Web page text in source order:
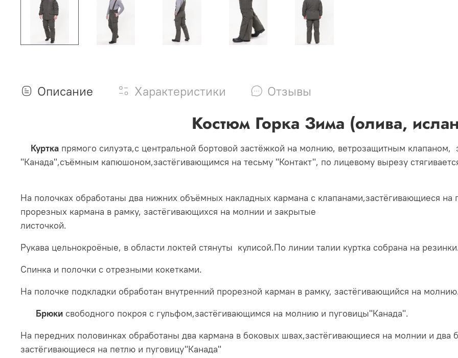
Описание Характеристики Отзывы
Костюм Горка Зима (олива,
Куртка прямого силуэта,с центральной бортовой застёжкой на молнию, ветрозащитным клапаном,
"Канада",съёмным капюшоном,застёгивающимся на тесьму "Контакт", по лицевому
На полочках обработаны два нижних объёмных накладных кармана с клапанами,застёгивающиеся
прорезных кармана в рамку, застёгивающихся на молнии и закрытые
листочкой.
Рукава цельнокроёные, в области локтей стянуты кулисой.По линии талии куртка собрана на резинки.
Спинка и полочки с отрезными кокетками.
На полочке подкладки обработан внутренний прорезной карман в рамку, застёгивающийся на молнию.
Брюки свободного покроя с гульфом,застёгивающимся на молнию и пуговицы"Канада".
На передних половинках обработаны два кармана в боковых швах,застёгивающиеся на молнии и два
застёгивающиеся на петлю и пуговицу"Канада"